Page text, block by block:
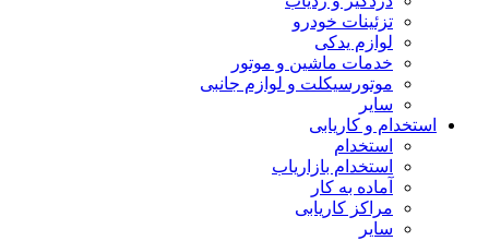
تزئینات خودرو
لوازم یدکی
خدمات ماشین و موتور
موتورسیکلت و لوازم جانبی
سایر
استخدام و کاریابی
استخدام
استخدام بازاریاب
آماده به کار
مراکز کاریابی
سایر